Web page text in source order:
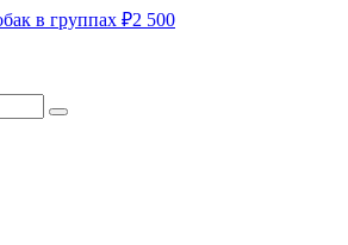
в группах ₽2 500